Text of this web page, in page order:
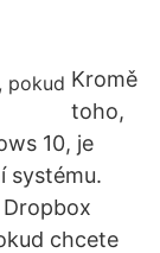
Kromě
toho,
10, je
systému.
chcete